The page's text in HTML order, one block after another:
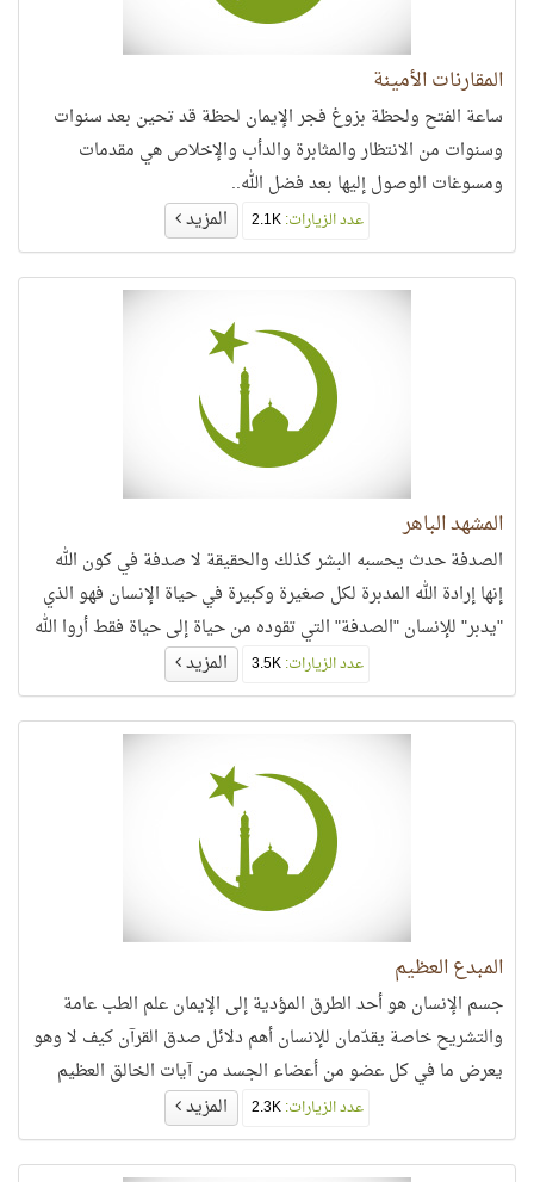
المقارنات الأمينة
ساعة الفتح ولحظة بزوغ فجر الإيمان لحظة قد تحين بعد سنوات
وسنوات من الانتظار والمثابرة والدأب والإخلاص هي مقدمات
ومسوغات الوصول إليها بعد فضل الله..
عدد الزيارات: المزيد
المشهد الباهر
الصدفة حدث يحسبه البشر كذلك والحقيقة لا صدفة في كون الله
إنها إرادة الله المدبرة لكل صغيرة وكبيرة في حياة الإنسان فهو الذي
"يدبر" للإنسان "الصدفة" التي تقوده من حياة إلى حياة فقط أروا الله
عدد الزيارات: المزيد
المبدع العظيم
جسم الإنسان هو أحد الطرق المؤدية إلى الإيمان علم الطب عامة
والتشريح خاصة يقدّمان للإنسان أهم دلائل صدق القرآن كيف لا وهو
يعرض ما في كل عضو من أعضاء الجسد من آيات الخالق العظيم
عدد الزيارات: المزيد